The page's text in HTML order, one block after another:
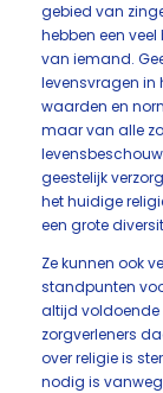
gebied van
hebben een
van iemand.
levensvragen in
waarden en
maar van alle
geestelijk
het huidige
een grote
Ze kunnen ook
standpunten
altijd voldoende
zorgverleners
over religie is
nodig is